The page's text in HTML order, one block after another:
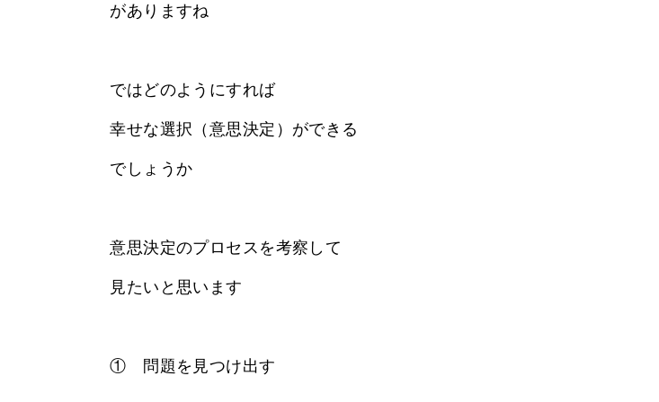
がありますね
ではどのようにすれば
幸せな選択（意思決定）ができる
でしょうか
意思決定のプロセスを考察して
見たいと思います
① 問題を見つけ出す